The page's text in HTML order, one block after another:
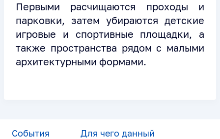
Первыми расчищаются проходы и
парковки, затем убираются детские
игровые и спортивные площадки, а
также пространства рядом с малыми
архитектурными формами.
События
Для чего данный